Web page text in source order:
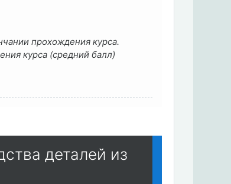
прохождения курса.
курса (средний балл)
деталей из